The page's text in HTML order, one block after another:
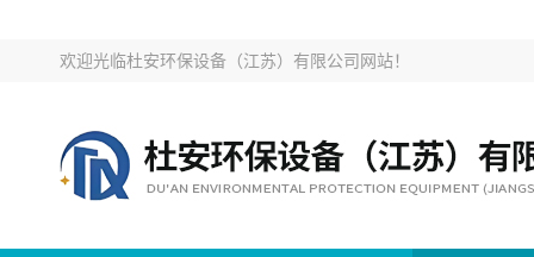
欢迎光临杜安环保设备（江苏）有限公司网站！